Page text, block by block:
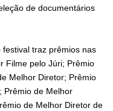
de documentários
traz prêmios nas
Filme pelo Júri; Prêmio
Melhor Diretor; Prêmio
Prêmio de Melhor
de Melhor Diretor de